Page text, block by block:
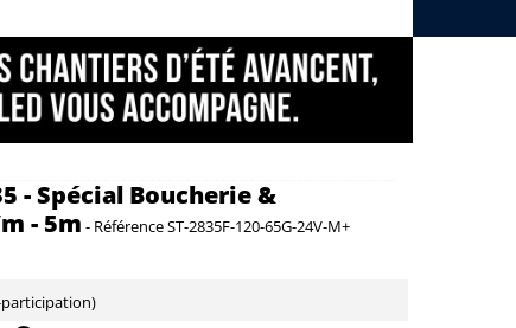
- Spécial Boucherie &
- 5m - RéférenceST-2835F-120-65G-24V-M+